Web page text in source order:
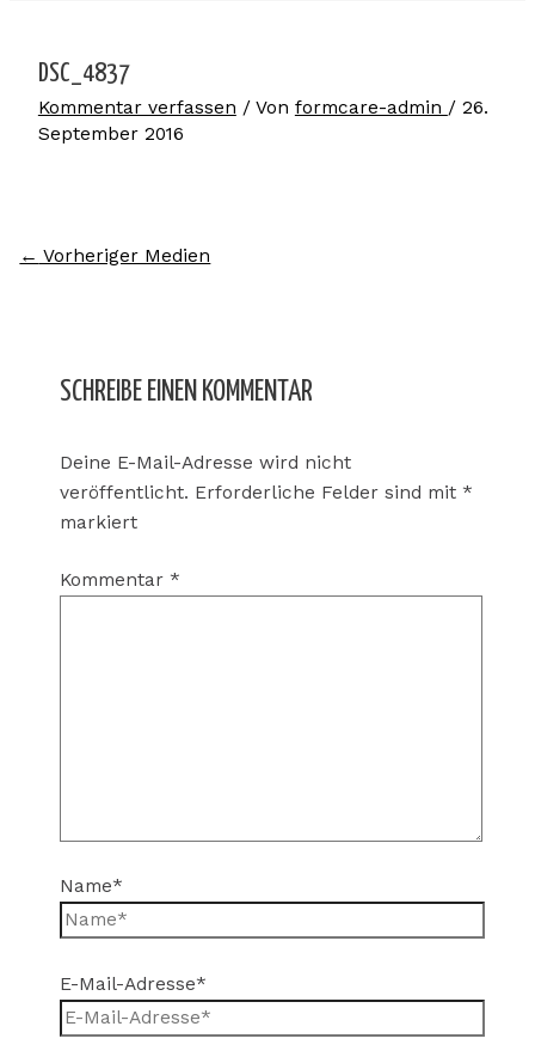
DSC_4837
Kommentar verfassen / Von formcare-admin / 26.
September 2016
← Vorheriger Medien
SCHREIBE EINEN KOMMENTAR
Deine E-Mail-Adresse wird nicht
veröffentlicht. Erforderliche Felder sind mit *
markiert
Kommentar *
Name*
E-Mail-Adresse*